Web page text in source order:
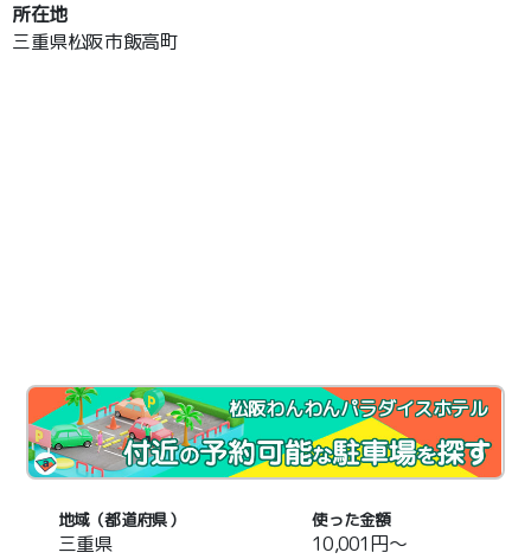
所在地
三重県松阪市飯高町
松阪わんわんパラダイスホテル
地域（都道府県）
三重県
使った金額
10,001円～